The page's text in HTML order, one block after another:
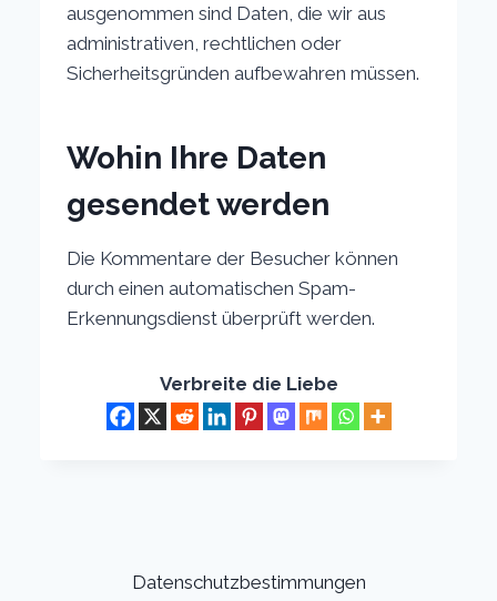
ausgenommen sind Daten, die wir aus
administrativen, rechtlichen oder
Sicherheitsgründen aufbewahren müssen.
Wohin Ihre Daten
gesendet werden
Die Kommentare der Besucher können
durch einen automatischen Spam-
Erkennungsdienst überprüft werden.
Verbreite die Liebe
Datenschutzbestimmungen